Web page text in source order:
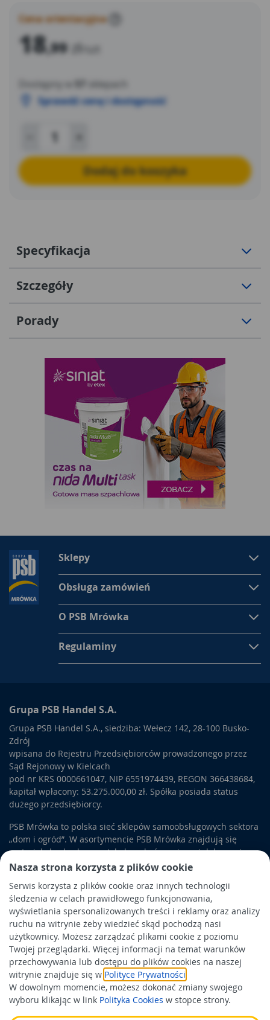
Nasza strona korzysta z plików cookie
Serwis korzysta z plików cookie oraz innych technologii
śledzenia w celach prawidłowego funkcjonowania,
wyświetlania spersonalizowanych treści i reklamy oraz analizy
ruchu na witrynie żeby wiedzieć skąd pochodzą nasi
użytkownicy. Możesz zarządzać plikami cookie z poziomu
Twojej przeglądarki. Więcej informacji na temat warunków
przechowywania lub dostępu do plików cookies na naszej
witrynie znajduje się w Polityce Prywatności
W dowolnym momencie, możesz dokonać zmiany swojego
wyboru klikając w link Polityka Cookies w stopce strony.
Cena orientacyjna
18,99 zł
Dostępny w
sklepach
Sprawdź cenę i dostępność
Dodaj do koszyka
Specyfikacja
Szczegóły
Porady
Sklepy
Obsługa zamówień
O PSB Mrówka
Regulaminy
Grupa PSB Handel S.A.
Grupa PSB Handel S.A., siedziba: Wełecz 142, 28-100 Busko-
Zdrój
wpisana do Rejestru Przedsiębiorców prowadzonego przez
Sąd Rejonowy w Kielcach
pod nr KRS 0000661047, NIP 6551974439, REGON 366438684,
kapitał wpłacony: 53.275.000,00 zł. Spółka posiada status
dużego przedsiębiorcy.
PSB Mrówka to polska sieć sklepów samoobsługowych sektora
„dom i ogród”. W asortymencie PSB Mrówka znajdują się
materiały budowlane, artykuły wykończeniowe i dekoracyjne,
wyposażenie łazienek i kuchni, elektronarzędzia, a także
artykuły związane z ogrodem i otoczeniem domu.
Obowiązek informacyjny
Polityka prywatności
Polityka Cookies
Odbiór zużytego sprzętu
Wspierają nas: